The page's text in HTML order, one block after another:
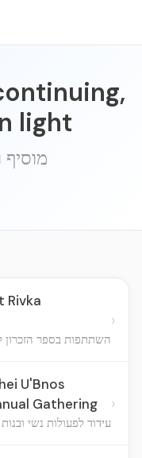
light
מוסיף
Rivka
השתתפות בספר הזכרון
›
U'Bnos
Gathering
עידוד לפעולות נשי
›